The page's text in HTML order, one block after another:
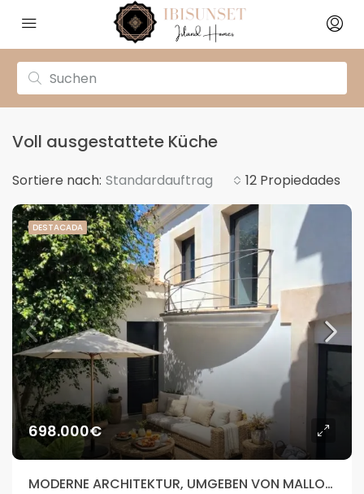
Voll ausgestattete Küche
12 Propiedades
Sortiere nach: Standardauftrag
DESTACADA
698.000€
MODERNE ARCHITEKTUR, UMGEBEN VON MALLORQUINISCHEM STEIN